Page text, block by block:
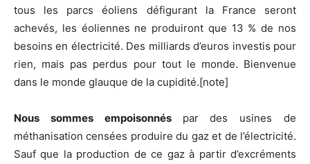
tous les parcs éoliens défigurant la France seront
achevés, les éoliennes ne produiront que 13 % de nos
besoins en électricité. Des milliards d’euros investis pour
rien, mais pas perdus pour tout le monde. Bienvenue
dans le monde glauque de la cupidité.[note]
Nous sommes empoisonnés par des usines de
méthanisation censées produire du gaz et de l’électricité.
Sauf que la production de ce gaz à partir d’excréments